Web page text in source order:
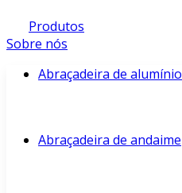
Produtos
Sobre nós
Abraçadeira de alumínio
Abraçadeira de andaime